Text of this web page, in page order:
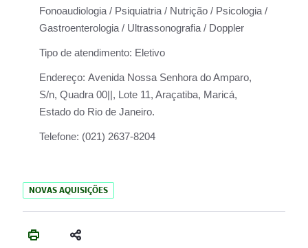
Fonoaudiologia / Psiquiatria / Nutrição / Psicologia /
Gastroenterologia / Ultrassonografia / Doppler
Tipo de atendimento: Eletivo
Endereço: Avenida Nossa Senhora do Amparo,
S/n, Quadra 00||, Lote 11, Araçatiba, Maricá,
Estado do Rio de Janeiro.
Telefone: (021) 2637-8204
NOVAS AQUISIÇÕES